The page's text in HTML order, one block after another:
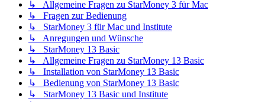
↳ Allgemeine Fragen zu StarMoney 3 für Mac
↳ Fragen zur Bedienung
↳ StarMoney 3 für Mac und Institute
↳ Anregungen und Wünsche
↳ StarMoney 13 Basic
↳ Allgemeine Fragen zu StarMoney 13 Basic
↳ Installation von StarMoney 13 Basic
↳ Bedienung von StarMoney 13 Basic
↳ StarMoney 13 Basic und Institute